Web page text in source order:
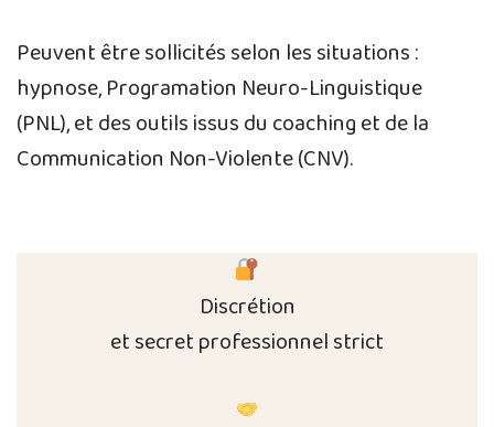
Peuvent être sollicités selon les situations :
hypnose, Programation Neuro-Linguistique
(PNL), et des outils issus du coaching et de la
Communication Non-Violente (CNV).
Discrétion
et secret professionnel strict